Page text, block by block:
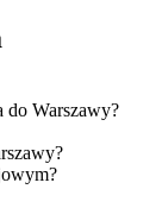
do Warszawy?